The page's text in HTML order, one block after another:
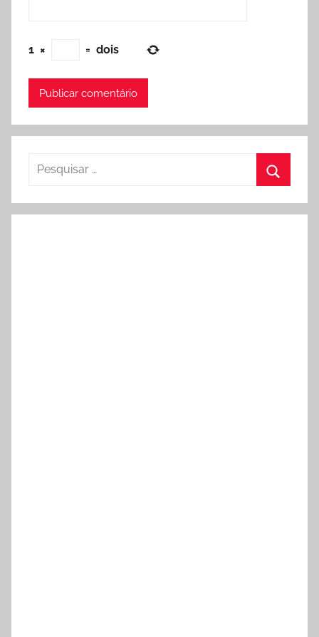
1 × = dois
Pesquisar